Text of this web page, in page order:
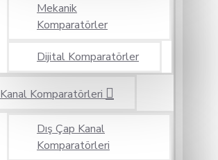
Mekanik
Komparatörler
Dijital Komparatörler
Kanal Komparatörleri
Dış Çap Kanal
Komparatörleri